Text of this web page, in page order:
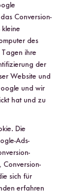
Conversion-
des
ihre
der
Website und
und wir
hat und zu
Die
Ads-
Conversion-
sich für
erfahren